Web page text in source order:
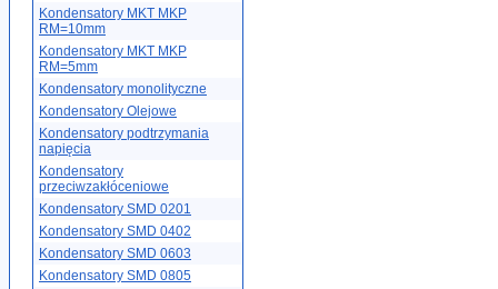
Kondensatory MKT MKP
RM=10mm
Kondensatory MKT MKP
RM=5mm
Kondensatory monolityczne
Kondensatory Olejowe
Kondensatory podtrzymania
napięcia
Kondensatory
przeciwzakłóceniowe
Kondensatory SMD 0201
Kondensatory SMD 0402
Kondensatory SMD 0603
Kondensatory SMD 0805